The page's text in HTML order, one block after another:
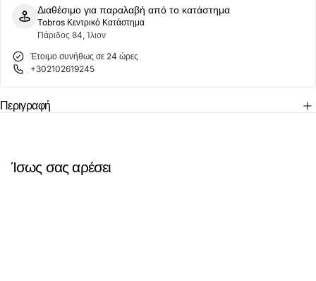
Διαθέσιμο για παραλαβή από το κατάστημα
Tobros Κεντρικό Κατάστημα
Πάριδος 84, Ίλιον
Έτοιμο συνήθως σε 24 ώρες
+302102619245
Περιγραφή
Ίσως σας αρέσει